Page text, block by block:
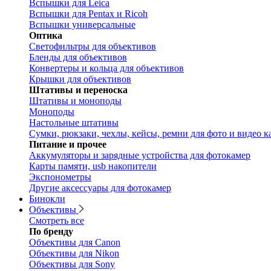
Вспышки для Leica
Вспышки для Pentax и Ricoh
Вспышки универсальные
Оптика
Светофильтры для объективов
Бленды для объективов
Конвертеры и кольца для объективов
Крышки для объективов
Штативы и переноска
Штативы и моноподы
Моноподы
Настольные штативы
Сумки, рюкзаки, чехлы, кейсы, ремни для фото и видео
Питание и прочее
Аккумуляторы и зарядные устройства для фотокамер
Карты памяти, usb накопители
Экспонометры
Другие аксессуары для фотокамер
Бинокли
Объективы
Смотреть все
По бренду
Объективы для Canon
Объективы для Nikon
Объективы для Sony